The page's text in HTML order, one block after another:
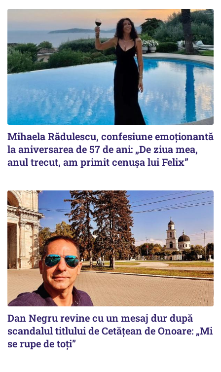
Mihaela Rădulescu, confesiune emoționantă
la aniversarea de 57 de ani: „De ziua mea,
anul trecut, am primit cenușa lui Felix”
Dan Negru revine cu un mesaj dur după
scandalul titlului de Cetățean de Onoare: „Mi
se rupe de toți”